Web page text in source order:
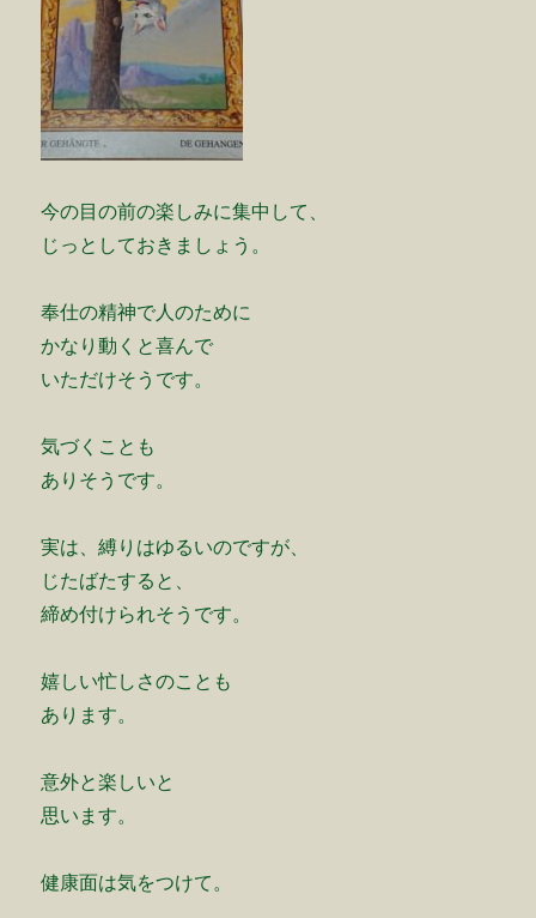
今の目の前の楽しみに集中して、
じっとしておきましょう。
奉仕の精神で人のために
かなり動くと喜んで
いただけそうです。
気づくことも
ありそうです。
実は、縛りはゆるいのですが、
じたばたすると、
締め付けられそうです。
嬉しい忙しさのことも
あります。
意外と楽しいと
思います。
健康面は気をつけて。